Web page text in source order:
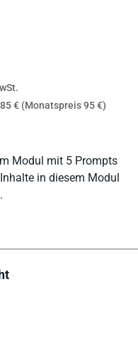
Modul mit 5 Prompts
in diesem Modul
€ (Monatspreis 95 €)